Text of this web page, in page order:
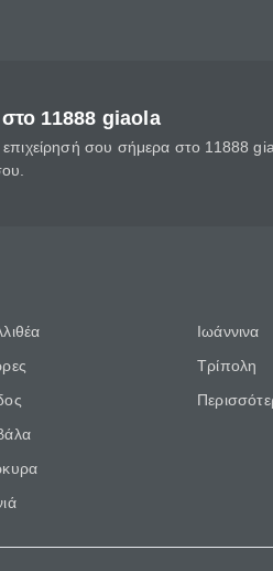
11888 giaola
σου σήμερα στο 11888
Ιωάννινα
Τρίπολη